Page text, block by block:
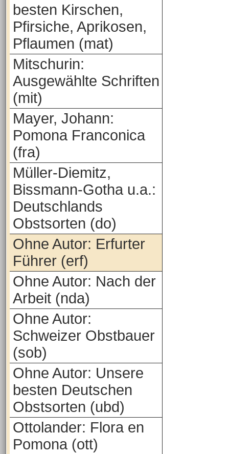
besten Kirschen,
Pfirsiche, Aprikosen,
Pflaumen (mat)
Mitschurin:
Ausgewählte Schriften
(mit)
Mayer, Johann:
Pomona Franconica
(fra)
Müller-Diemitz,
Bissmann-Gotha u.a.:
Deutschlands
Obstsorten (do)
Ohne Autor: Erfurter
Führer (erf)
Ohne Autor: Nach der
Arbeit (nda)
Ohne Autor:
Schweizer Obstbauer
(sob)
Ohne Autor: Unsere
besten Deutschen
Obstsorten (ubd)
Ottolander: Flora en
Pomona (ott)